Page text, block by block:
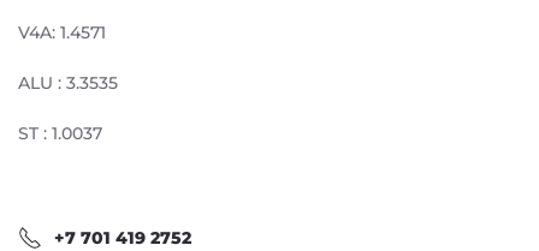
V4A: 1.4571
ALU : 3.3535
ST : 1.0037
+7 701 419 2752